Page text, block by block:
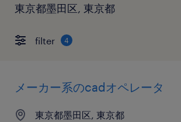
東京都墨田区, 東京都
filter 4
メーカー系のcadオペレータ
東京都墨田区, 東京都